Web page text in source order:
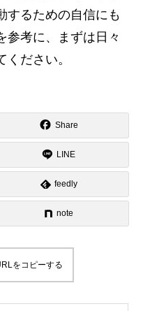
するための自信にも
参考に、まずは日々
ださい。
Share
LINE
feedly
note
をコピーする